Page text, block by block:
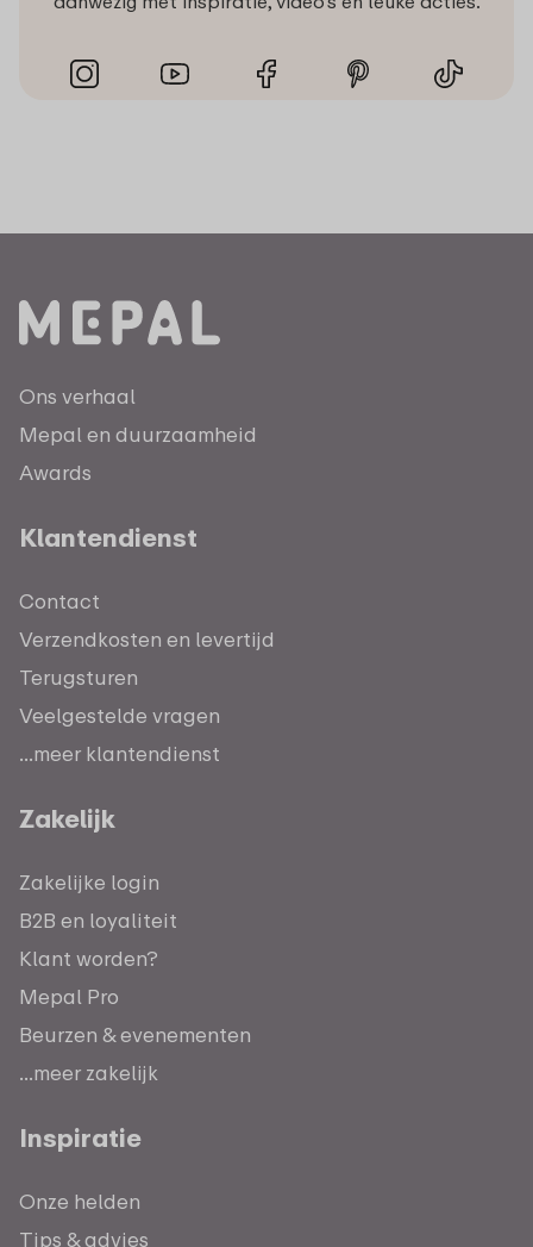
Ons verhaal
Mepal en duurzaamheid
Awards
Klantendienst
Contact
Verzendkosten en levertijd
Terugsturen
Veelgestelde vragen
...meer klantendienst
Zakelijk
Zakelijke login
B2B en loyaliteit
Klant worden?
Mepal Pro
Beurzen & evenementen
...meer zakelijk
Inspiratie
Onze helden
Tips & advies